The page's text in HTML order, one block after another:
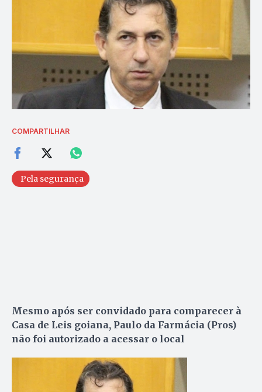
COMPARTILHAR
Pela segurança
Mesmo após ser convidado para comparecer à
Casa de Leis goiana, Paulo da Farmácia (Pros)
não foi autorizado a acessar o local